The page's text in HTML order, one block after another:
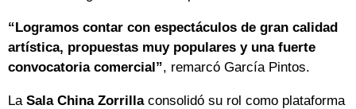
“Logramos contar con espectáculos de gran calidad
artística, propuestas muy populares y una fuerte
convocatoria comercial”, remarcó García Pintos.
La Sala China Zorrillaconsolidó su rol como plataforma